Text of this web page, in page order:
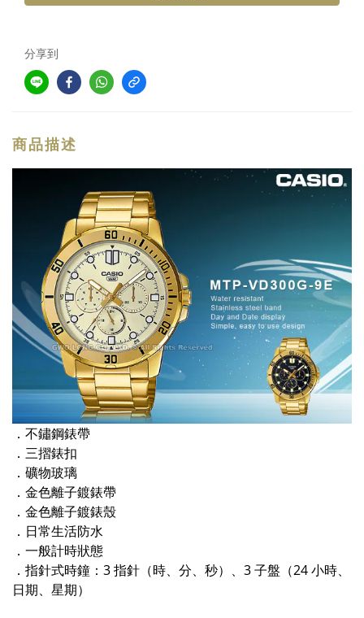
分享到
商品描述
．不鏽鋼錶帶
．三摺錶扣
．礦物玻璃
．金色離子鍍錶帶
．金色離子鍍錶殼
．日常生活防水
．一般計時狀態
．指針式時鐘：3 指針（時、分、秒）、3 子盤（24 小時、
日期、星期）